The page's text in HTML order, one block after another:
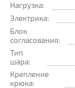
Нагрузка:
Электрика:
Блок
согласования:
Тип
шара:
Крепление
крюка: